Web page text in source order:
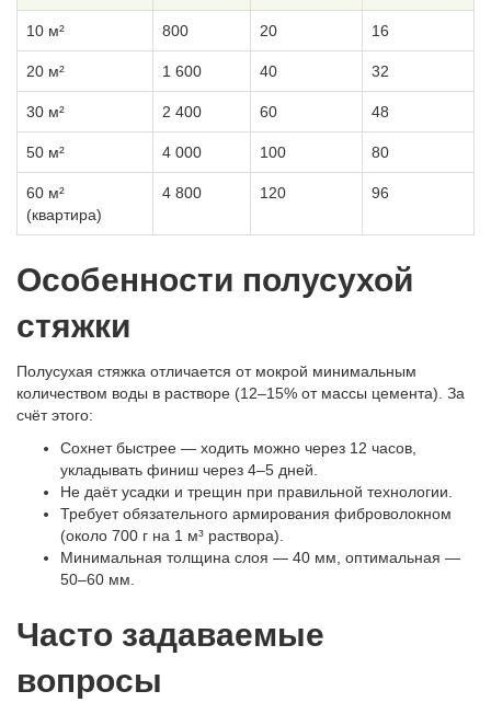
10 м² 800 20 16
20 м² 1 600 40 32
30 м² 2 400 60 48
50 м² 4 000 100 80
60 м²
(квартира)
4 800 120 96
Особенности полусухой
стяжки
Полусухая стяжка отличается от мокрой минимальным
количеством воды в растворе (12–15% от массы цемента). За
счёт этого:
Сохнет быстрее — ходить можно через 12 часов,
укладывать финиш через 4–5 дней.
Не даёт усадки и трещин при правильной технологии.
Требует обязательного армирования фиброволокном
(около 700 г на 1 м³ раствора).
Минимальная толщина слоя — 40 мм, оптимальная —
50–60 мм.
Часто задаваемые
вопросы